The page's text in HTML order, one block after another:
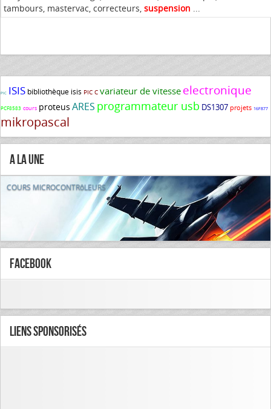
tambours, mastervac, correcteurs, suspension ...
PIC ISIS bibliothèque isis PIC C variateur de vitesse electronique
PCF8583 cours proteus ARES programmateur usb DS1307 projets 16F877
mikropascal
A la Une
COURS MICROCONTRôLEURS
FaceBook
Liens Sponsorisés